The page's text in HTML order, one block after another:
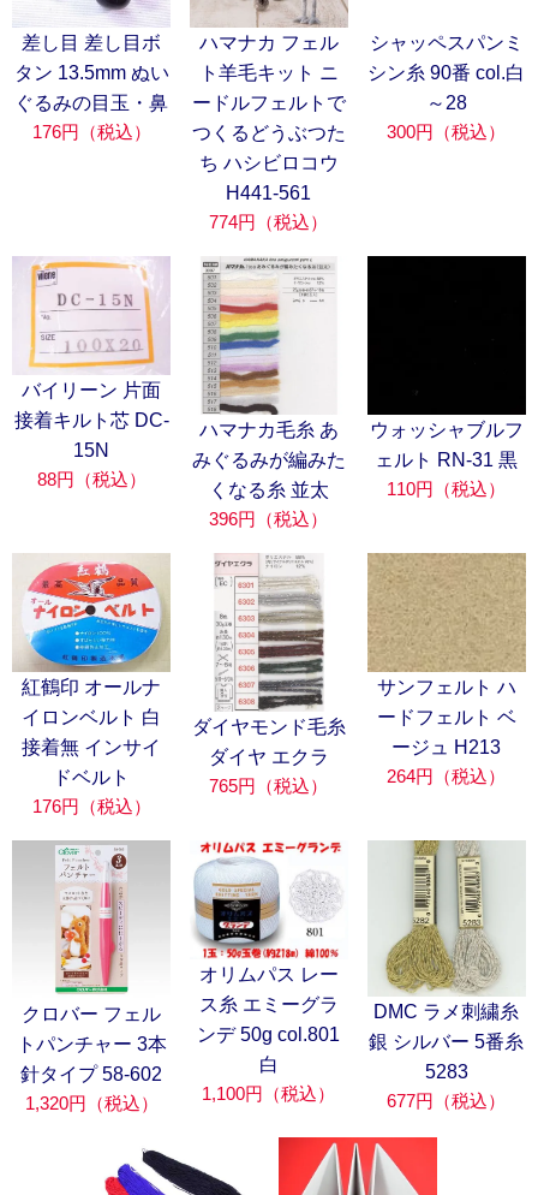
差し目 差し目ボ
タン 13.5mm ぬい
ぐるみの目玉・鼻
176円（税込）
ハマナカ フェル
ト羊毛キット ニ
ードルフェルトで
つくるどうぶつた
ち ハシビロコウ
H441-561
774円（税込）
シャッペスパンミ
シン糸 90番 col.白
～28
300円（税込）
バイリーン 片面
接着キルト芯 DC-
15N
88円（税込）
ハマナカ毛糸 あ
みぐるみが編みた
くなる糸 並太
396円（税込）
ウォッシャブルフ
ェルト RN-31 黒
110円（税込）
紅鶴印 オールナ
イロンベルト 白
接着無 インサイ
ドベルト
176円（税込）
ダイヤモンド毛糸
ダイヤ エクラ
765円（税込）
サンフェルト ハ
ードフェルト ベ
ージュ H213
264円（税込）
クロバー フェル
トパンチャー 3本
針タイプ 58-602
1,320円（税込）
オリムパス レー
ス糸 エミーグラ
ンデ 50g col.801
白
1,100円（税込）
DMC ラメ刺繍糸
銀 シルバー 5番糸
5283
677円（税込）